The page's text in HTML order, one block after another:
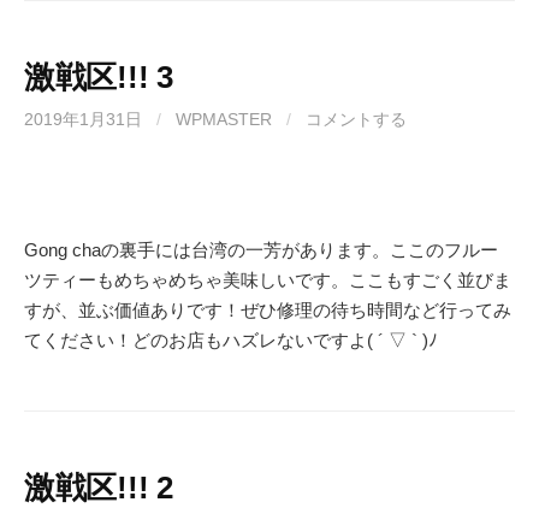
激戦区!!! 3
2019年1月31日 / WPMASTER / コメントする
Gong chaの裏手には台湾の一芳があります。ここのフルー
ツティーもめちゃめちゃ美味しいです。ここもすごく並びま
すが、並ぶ価値ありです！ぜひ修理の待ち時間など行ってみ
てください！どのお店もハズレないですよ( ´ ▽ ` )ﾉ
激戦区!!! 2